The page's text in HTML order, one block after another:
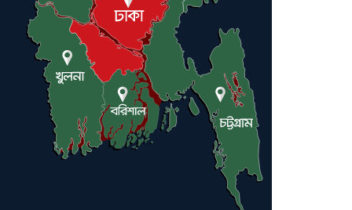
লন্ডনে আদমপুর ইউনাইটেড
কলেজ বাস্তবায়ন নিয়ে আলোচনা সভা
আন্তর্জাতিক মানবাধিকার
সম্মেলনে বিশেষ সম্মাননা পেলেন
ফারুক খাঁন, শ্রীমঙ্গলে সংবর্ধনা